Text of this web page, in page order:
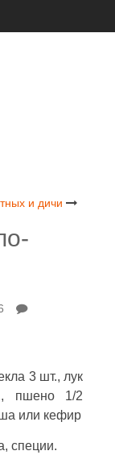
и дичи
3 шт., лук
пшено 1/2
или кефир
специи.